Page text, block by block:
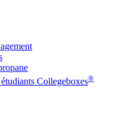
Collegeboxes®